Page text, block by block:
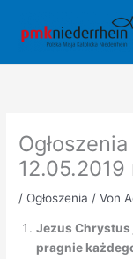
Inhalt
springen
12.05.2019
/ Ogłoszenia / Von
Jezus Chrystus
pragnie